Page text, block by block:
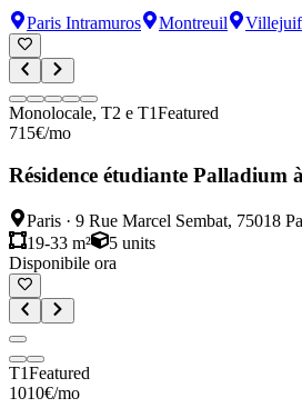
Paris Intramuros Montreuil Villejuif
Monolocale, T2 e T1Featured
715€/mo
Résidence étudiante Palladium
Paris · 9 Rue Marcel Sembat, 75018
19-33 m²
5 units
Disponibile ora
T1Featured
1010€/mo